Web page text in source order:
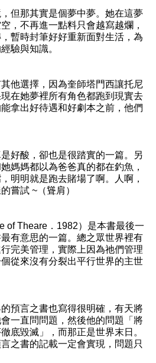
但那其實是個夢中夢。她在這夢
，不再進一點料只會越寫越爛，
暫時封筆好好重新面對生活，為
驗與知識。
他選擇，因為奎師塔門西讓托尼
在她夢裡所有角色都跑到現實去
拿出好待遇和好劇本之前，他們
好酸，卻也是很踏實的一篇。另
媽媽都以為爸爸真的都在釣魚，
明明就是跑去賭場了啊。人啊，
嘗試 ~（聳肩）
of Theare．1982）是本書最後一
有意思的一篇。總之眾世界裡有
完美管理，實際上因為祂們管理
從來沒有分裂出平行世界的主世
預言之書也寫得很明確，有天將
一直問問題，然後他的問題「將
底毀滅」，而那正是世界末日。
之書的記載一定會實現，問題只